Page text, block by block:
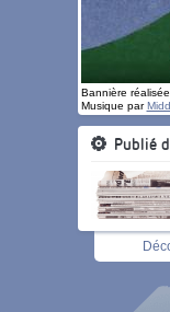
Bannière
Musique par
Publié